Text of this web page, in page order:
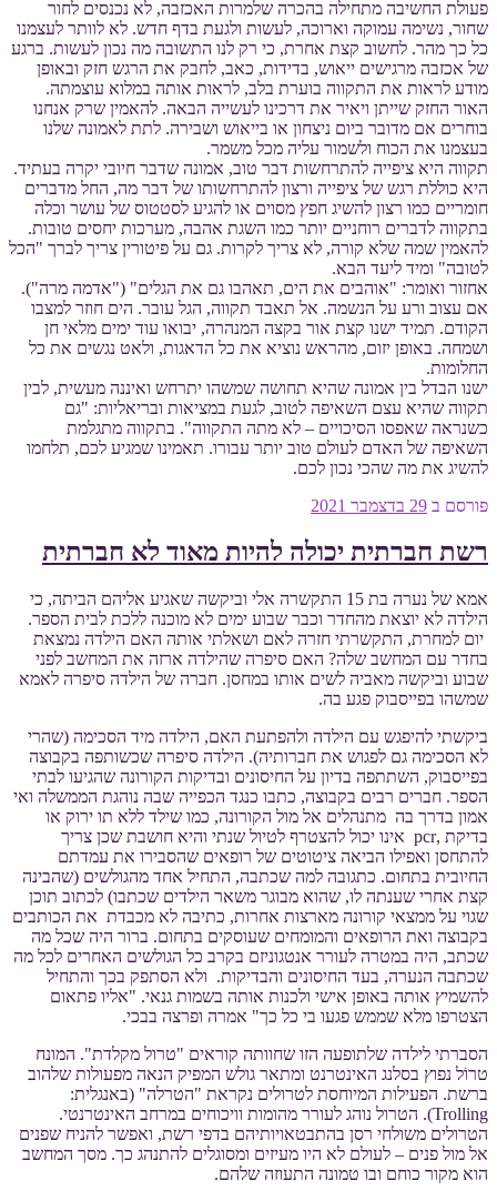
פעולת החשיבה מתחילה בהכרה שלמרות האכזבה, לא נכנסים לחור
שחור, נשימה עמוקה וארוכה, לעשות ולגעת בדף חדש. לא לוותר לעצמנו
כל כך מהר. לחשוב קצת אחרת, כי רק לנו התשובה מה נכון לעשות. ברגע
של אכזבה מרגישים ייאוש, בדידות, כאב, לחבק את הרגש חזק ובאופן
מודע לראות את התקווה בוערת בלב, לראות אותה במלוא עוצמתה.
האור החזק שייתן ויאיר את דרכינו לעשייה הבאה. להאמין שרק אנחנו
בוחרים אם מדובר ביום ניצחון או בייאוש ושבירה. לתת לאמונה שלנו
בעצמנו את הכוח ולשמור עליה מכל משמר.
תקווה היא ציפייה להתרחשות דבר טוב, אמונה שדבר חיובי יקרה בעתיד.
היא כוללת רגש של ציפייה ורצון להתרחשותו של דבר מה, החל מדברים
חומריים כמו רצון להשיג חפץ מסוים או להגיע לסטטוס של עושר וכלה
בתקווה לדברים רוחניים יותר כמו השגת אהבה, מערכות יחסים טובות.
להאמין שמה שלא קורה, לא צריך לקרות. גם על פיטורין צריך לברך "הכל
לטובה" ומיד ליעד הבא.
אחזור ואומר: "אוהבים את הים, תאהבו גם את הגלים" ("אדמה מרה").
אם עצוב ורע על הנשמה. אל תאבד תקווה, הגל עובר. הים חוזר למצבו
הקודם. תמיד ישנו קצת אור בקצה המנהרה, יבואו עוד ימים מלאי חן
ושמחה. באופן יזום, מהראש נוציא את כל הדאגות, ולאט נגשים את כל
החלומות.
ישנו הבדל בין אמונה שהיא תחושה שמשהו יתרחש ואיננה מעשית, לבין
תקווה שהיא עצם השאיפה לטוב, לגעת במציאות ובריאליות: "גם
כשנראה שאפסו הסיכויים – לא מתה התקווה". בתקווה מתגלמת
השאיפה של האדם לעולם טוב יותר עבורו. תאמינו שמגיע לכם, תלחמו
להשיג את מה שהכי נכון לכם.
פורסם ב 29 בדצמבר 2021
רשת חברתית יכולה להיות מאוד לא חברתית
אמא של נערה בת 15 התקשרה אלי וביקשה שאגיע אליהם הביתה, כי
הילדה לא יוצאת מהחדר וכבר שבוע ימים לא מוכנה ללכת לבית הספר.
יום למחרת, התקשרתי חזרה לאם ושאלתי אותה האם הילדה נמצאת
בחדר עם המחשב שלה? האם סיפרה שהילדה ארזה את המחשב לפני
שבוע וביקשה מאביה לשים אותו במחסן. חברה של הילדה סיפרה לאמא
שמשהו בפייסבוק פגע בה.
ביקשתי להיפגש עם הילדה ולהפתעת האם, הילדה מיד הסכימה (שהרי
לא הסכימה גם לפגוש את חברותיה). הילדה סיפרה שכשותפה בקבוצה
בפייסבוק, השתתפה בדיון על החיסונים ובדיקות הקורונה שהגיעו לבתי
הספר. חברים רבים בקבוצה, כתבו כנגד הכפייה שבה נוהגת הממשלה ואי
אמון בדרך בה מתנהלים אל מול הקורונה, כמו שילד ללא תו ירוק או
בדיקת ,pcr אינו יכול להצטרף לטיול שנתי והיא חושבת שכן צריך
להתחסן ואפילו הביאה ציטוטים של רופאים שהסבירו את עמדתם
החיובית בתחום. כתגובה למה שכתבה, התחיל אחד מהגולשים (שהבינה
קצת אחרי שענתה לו, שהוא מבוגר משאר הילדים שכתבו) לכתוב תוכן
שגוי על ממצאי קורונה מארצות אחרות, כתיבה לא מכבדת את הכותבים
בקבוצה ואת הרופאים והמומחים שעוסקים בתחום. ברור היה שכל מה
שכתב, היה במטרה לעורר אנטגוניזם בקרב כל הגולשים האחרים לכל מה
שכתבה הנערה, בעד החיסונים והבדיקות. ולא הסתפק בכך והתחיל
להשמיץ אותה באופן אישי ולכנות אותה בשמות גנאי. "אליו פתאום
הצטרפו מלא שממש פגעו בי כל כך" אמרה ופרצה בבכי.
הסברתי לילדה שלתופעה הזו שחוותה קוראים "טרול מקלדת". המונח
טרוֹל נפוץ בסלנג האינטרנט ומתאר גולש המפיק הנאה מפעולות שלהוב
ברשת. הפעילות המיוחסת לטרולים נקראת "הטרלה" (באנגלית:
Trolling). הטרול נוהג לעורר מהומות וויכוחים במרחב האינטרנטי.
הטרולים משולחי רסן בהתבטאויותיהם בדפי רשת, ואפשר להניח שפנים
אל מול פנים – לעולם לא היו מעיזים ומסוגלים להתנהג כך. מסך המחשב
הוא מקור כוחם ובו טמונה התעוזה שלהם.